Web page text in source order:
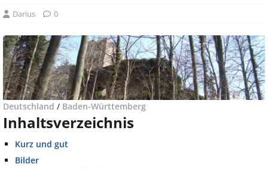
Darius 0
Deutschland / Baden-Württemberg
Inhaltsverzeichnis
Kurz und gut
Bilder